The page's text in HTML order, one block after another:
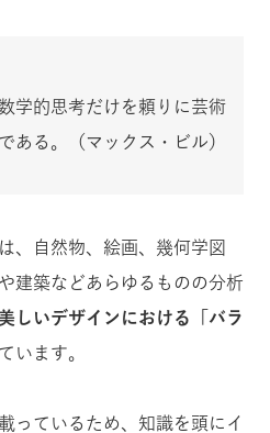
学的思考だけを頼りに芸術
ある。
（マックス・ビル）
、自然物、絵画、幾何学図
建築などあらゆるものの分析
しいデザインにおける「バラ
います。
っているため、知識を頭にイ